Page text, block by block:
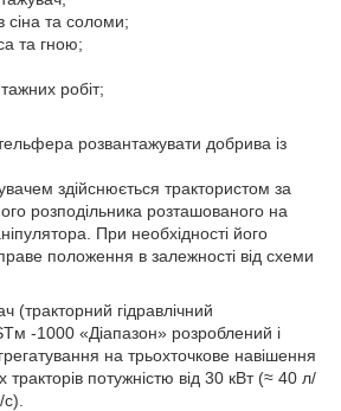
сіна та соломи;
та гною;
робіт;
розвантажувати добрива із
здійснюється трактористом за
розподільника розташованого на
При необхідності його
положення в залежності від схеми
(тракторний гідравлічний
-1000 «Діапазон» розроблений і
на трьохточкове навішення
тракторів потужністю від 30 кВт (≈ 40 л/